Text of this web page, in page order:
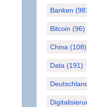
Banken
Bitcoin (96)
China (108)
Data (191)